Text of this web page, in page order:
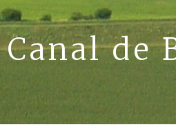
Canal de